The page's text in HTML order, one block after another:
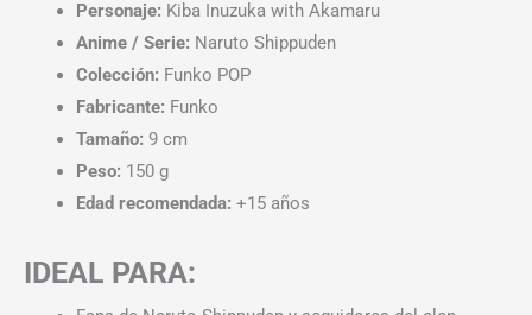
Personaje: Kiba Inuzuka with Akamaru
Anime / Serie: Naruto Shippuden
Colección: Funko POP
Fabricante: Funko
Tamaño: 9 cm
Peso: 150 g
Edad recomendada: +15 años
IDEAL PARA: